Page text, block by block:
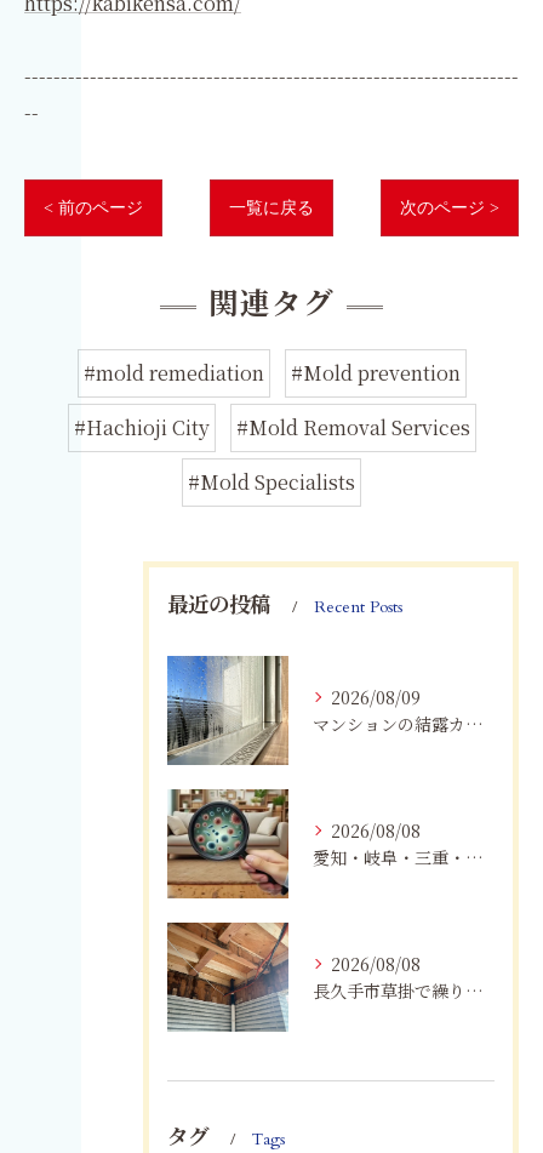
--------------------------------------------------------------------
--
< 前のページ 一覧に戻る 次のページ >
関連タグ
#mold remediation
#Mold prevention
#Hachioji City
#Mold Removal Services
#Mold Specialists
最近の投稿 Recent Posts
2026/08/09
マンションの結露カビを根絶！断熱改修と防カビリフォーム
2026/08/08
愛知・岐阜・三重・静岡で真菌（カビ）による健康被害にお悩みの方へ｜室内環境改善とMIST工法®による専門対策
2026/08/08
長久手市草掛で繰り返すカビにお困りの方へ｜原因から解決策まで紹介
タグ Tags